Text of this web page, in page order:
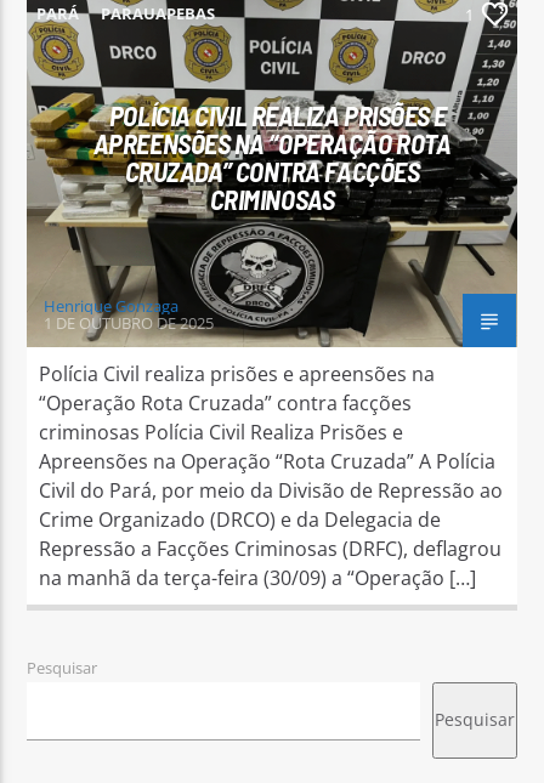
Arara Azul FM
PARÁ PARAUAPEBAS 1
POLÍCIA CIVIL REALIZA PRISÕES E
APREENSÕES NA “OPERAÇÃO ROTA
CRUZADA” CONTRA FACÇÕES
CRIMINOSAS
Henrique Gonzaga
1 DE OUTUBRO DE 2025
Polícia Civil realiza prisões e apreensões na
“Operação Rota Cruzada” contra facções
criminosas Polícia Civil Realiza Prisões e
Apreensões na Operação “Rota Cruzada” A Polícia
Civil do Pará, por meio da Divisão de Repressão ao
Crime Organizado (DRCO) e da Delegacia de
Repressão a Facções Criminosas (DRFC), deflagrou
na manhã da terça-feira (30/09) a “Operação […]
Pesquisar
Pesquisar